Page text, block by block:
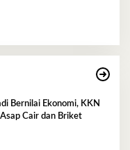
Bernilai Ekonomi, KKN
Cair dan Briket